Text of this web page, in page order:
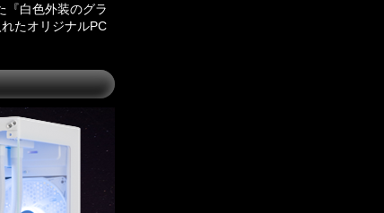
『白色外装のグラ
たオリジナルPC